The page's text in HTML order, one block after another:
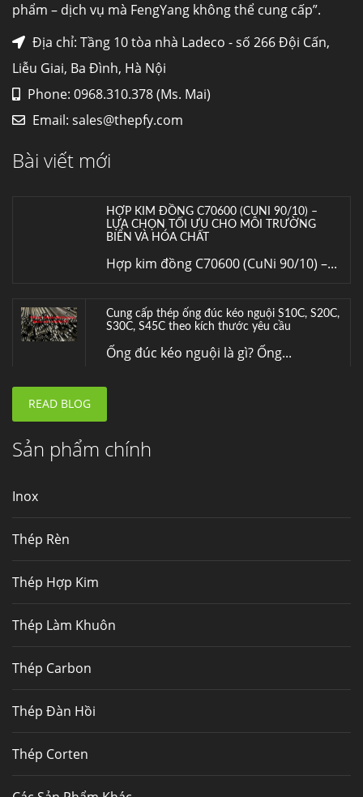
phẩm – dịch vụ mà FengYang không thể cung cấp”.
Địa chỉ: Tầng 10 tòa nhà Ladeco - số 266 Đội Cấn,
Liễu Giai, Ba Đình, Hà Nội
Phone: 0968.310.378 (Ms. Mai)
Email: sales@thepfy.com
Bài viết mới
Thép Fengyang
Inox (thép không gỉ) là một trong...
HỢP KIM ĐỒNG C70600 (CUNI 90/10) –
LỰA CHỌN TỐI ƯU CHO MÔI TRƯỜNG
Hợp kim đồng C70600 (CuNi 90/10) –...
Cung cấp thép ống đúc kéo nguội S10C, S20C,
S30C, S45C theo kích thước yêu cầu
nhà máy thép Hòa Phát
Fengyang là một trong những nhà
máy...
nhất, Mua Inconel 625 tại Việt Nam
Hợp kim N06625 là hợp kim chịu
READ BLOG
Sản phẩm chính
Inox
Thép Rèn
Thép Hợp Kim
Thép Làm Khuôn
Thép Carbon
Thép Đàn Hồi
Thép Corten